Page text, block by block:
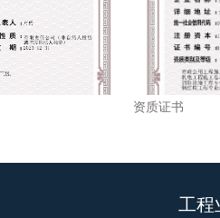
资质证书
工程